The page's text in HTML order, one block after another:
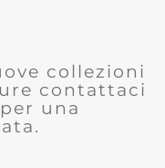
collezioni
contattaci
per una